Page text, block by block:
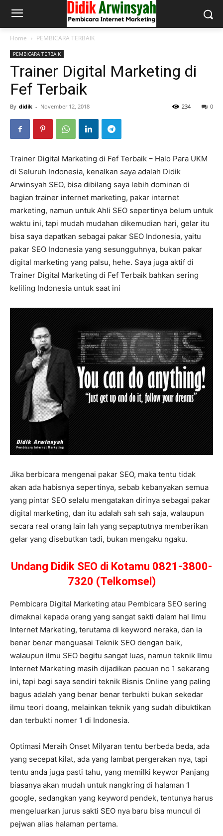
Home PEMBICARA TERBAIK
PEMBICARA TERBAIK
Trainer Digital Marketing di
Fef Terbaik
By didik - November 12, 2018 0
234
Trainer Digital Marketing di Fef Terbaik – Halo Para UKM
di Seluruh Indonesia, kenalkan saya adalah Didik
Arwinsyah SEO, bisa dibilang saya lebih dominan di
bagian trainer internet marketing, pakar internet
marketing, namun untuk Ahli SEO sepertinya belum untuk
waktu ini, tapi mudah mudahan dikemudian hari, gelar itu
bisa saya dapatkan sebagai pakar SEO Indonesia, yaitu
pakar SEO Indonesia yang sesungguhnya, bukan pakar
digital marketing yang palsu, hehe. Saya juga aktif di
Trainer Digital Marketing di Fef Terbaik bahkan sering
keliling Indonesia untuk saat ini
Jika berbicara mengenai pakar SEO, maka tentu tidak
akan ada habisnya sepertinya, sebab kebanyakan semua
yang pintar SEO selalu mengatakan dirinya sebagai pakar
digital marketing, dan itu adalah sah sah saja, walaupun
secara real orang lain lah yang sepaptutnya memberikan
gelar yang disebutkan tadi, bukan mengaku ngaku.
Undang Didik SEO di Kotamu 0821-3800-
7320 (Telkomsel)
Pembicara Digital Marketing atau Pembicara SEO sering
dimaknai kepada orang yang sangat sakti dalam hal Ilmu
Internet Marketing, terutama di keyword neraka, dan ia
benar benar menguasai Teknik SEO dengan baik,
walaupun ilmu SEO begitu sangat luas, namun teknik Ilmu
Internet Marketing masih dijadikan pacuan no 1 sekarang
ini, tapi bagi saya sendiri teknik Bisnis Online yang paling
bagus adalah yang benar benar terbukti bukan sekedar
ilmu teori doang, melainkan teknik yang sudah dibuktikan
dan terbukti nomer 1 di Indonesia.
Optimasi Meraih Onset Milyaran tentu berbeda beda, ada
yang secepat kilat, ada yang lambat pergerakan nya, tapi
tentu anda juga pasti tahu, yang memilki keywor Panjang
biasanya akan mudah untuk nangkring di halaman 1
google, sedangkan yang keyword pendek, tentunya harus
mengeluarkan jurus sakti SEO nya baru bisa muncul di
pejwan alias halaman pertama.